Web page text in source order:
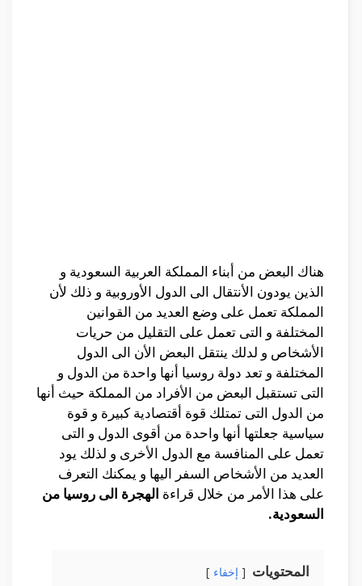
هناك البعض من أبناء المملكة العربية السعودية و
الذين يودون الأنتقال الى الدول الأوروبية و ذلك لأن
المملكة تعمل على وضع العديد من القوانين
المختلفة و التى تعمل على التقليل من حريات
الأشخاص و لدلك ينتقل البعض الأن الى الدول
المختلفة و تعد دولة روسيا أنها واحدة من الدول و
التى تستقبل البعض من الأفراد من المملكة حيث أنها
من الدول التى تمتلك قوة أقتصادية كبيرة و قوة
سياسية جعلتها أنها واحدة من أقوى الدول و التى
تعمل على المنافسة مع الدول الأخرى و لذلك يود
العديد من الأشخاص السفر اليها و يمكنك التعرف
على هذا الأمر من خلال قراءة الهجرة الى روسيا من
السعودية.
المحتويات إخفاء